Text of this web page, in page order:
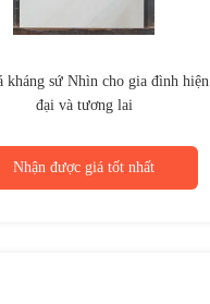
kháng sứ Nhìn cho gia đình hiện
đại và tương lai
Nhận được giá tốt nhất